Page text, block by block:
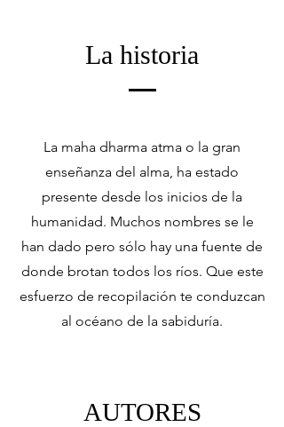
La historia
La maha dharma atma o la gran
enseñanza del alma, ha estado
presente desde los inicios de la
humanidad. Muchos nombres se le
han dado pero sólo hay una fuente de
donde brotan todos los ríos. Que este
esfuerzo de recopilación te conduzcan
al océano de la sabiduría.
AUTORES